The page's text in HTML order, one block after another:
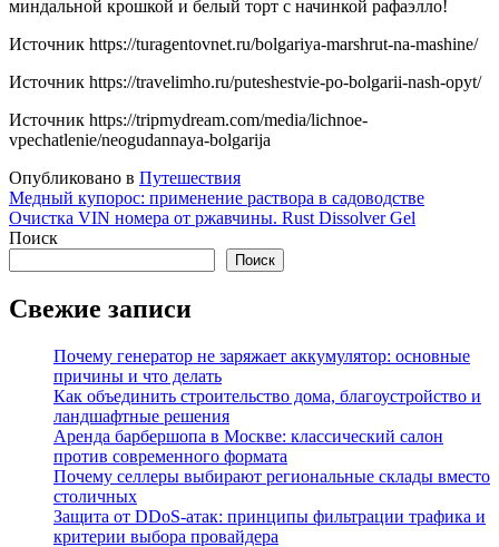
миндальной крошкой и белый торт с начинкой рафаэлло!
Источник https://turagentovnet.ru/bolgariya-marshrut-na-mashine/
Источник https://travelimho.ru/puteshestvie-po-bolgarii-nash-opyt/
Источник https://tripmydream.com/media/lichnoe-
vpechatlenie/neogudannaya-bolgarija
Опубликовано в Путешествия
Навигация
по
Медный купорос: применение раствора в садоводстве
Очистка VIN номера от ржавчины. Rust Dissolver Gel
Поиск
Поиск
Свежие записи
Почему генератор не заряжает аккумулятор: основные
причины и что делать
Как объединить строительство дома, благоустройство и
ландшафтные решения
Аренда барбершопа в Москве: классический салон
против современного формата
Почему селлеры выбирают региональные склады вместо
столичных
Защита от DDoS-атак: принципы фильтрации трафика и
критерии выбора провайдера